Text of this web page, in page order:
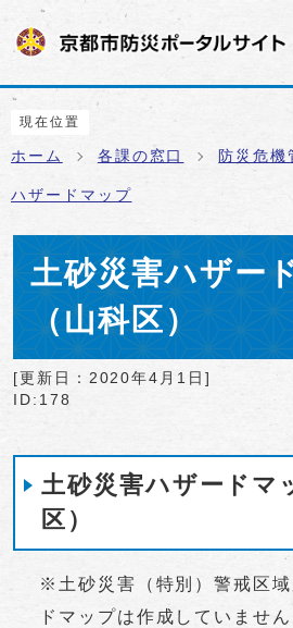
ページの先頭です
ここから本文です
現在位置
ホーム 各課の窓口 防災危機
ハザードマップ
土砂災害ハザー
（山科区）
[更新日： 2020年4月1日 ]
ID:178
土砂災害ハザードマ
区）
※土砂災害（特別）警戒区
ドマップは作成していません